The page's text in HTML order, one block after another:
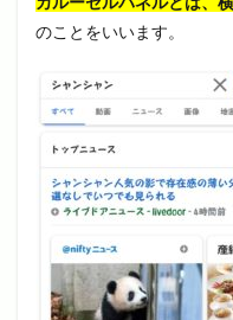
のことをいいます。